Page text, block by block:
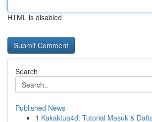
HTML is disabled
Search
Published News
1 Kakaktua4d: Tutorial Masuk &